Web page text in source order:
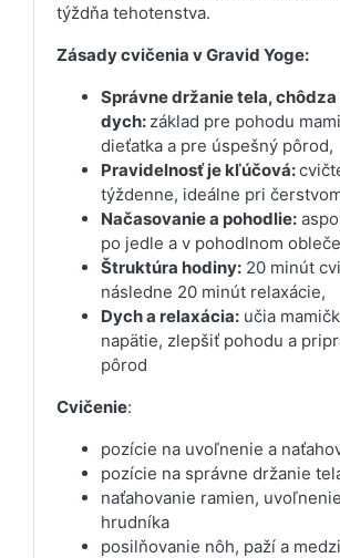
týždňa tehotenstva.
Zásady cvičenia v Gravid Yoge:
Správne držanie tela, chôdza
dych: základ pre pohodu
dieťatka a pre úspešný pôrod,
Pravidelnosť je kľúčová:
týždenne, ideálne pri
Načasovanie a pohodlie:
po jedle a v pohodlnom
Štruktúra hodiny: 20 minút
následne 20 minút relaxácie,
Dych a relaxácia: učia
napätie, zlepšiť pohodu a
pôrod
Cvičenie:
pozície na uvoľnenie a
pozície na správne držanie
naťahovanie ramien,
hrudníka
posilňovanie nôh, paží a